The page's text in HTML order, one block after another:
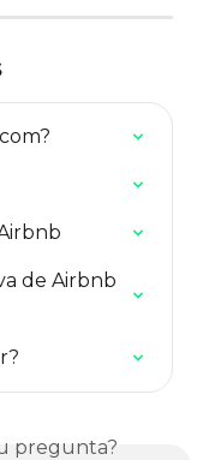
de Airbnb
pregunta?